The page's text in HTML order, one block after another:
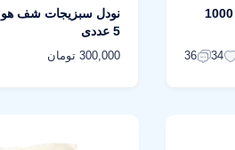
جو دوسر پرک فوری مهدیافت - 1000
34
36
5 عددی
300,000 تومان